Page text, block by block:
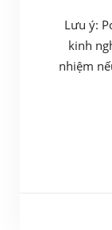
Lưu ý:
kinh
nhiệm